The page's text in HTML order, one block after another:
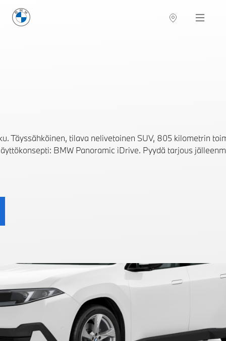
BMW Suomi Navigation
Täyssähköinen, tilava nelivetoinen SUV, 805 kilometrin
BMW Panoramic iDrive. Pyydä tarjous